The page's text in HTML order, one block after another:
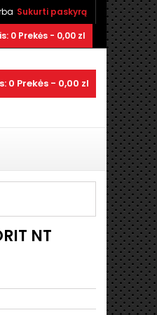
Sukurti paskyrą
0 Prekės - 0,00 zl
0 Prekės - 0,00 zl
NT